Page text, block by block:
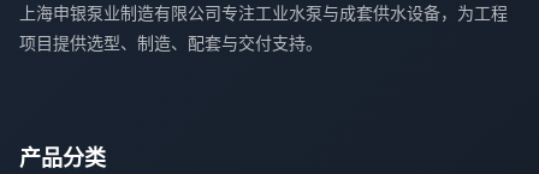
上海申银泵业制造有限公司专注工业水泵与成套供水设备，为工程
项目提供选型、制造、配套与交付支持。
产品分类